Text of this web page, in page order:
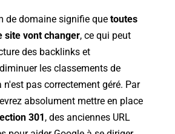
de domaine signifie que toutes
site vont changer, ce qui peut
des backlinks et
les classements de
n'est pas correctement géré. Par
absolument mettre en place
301 , des anciennes URL